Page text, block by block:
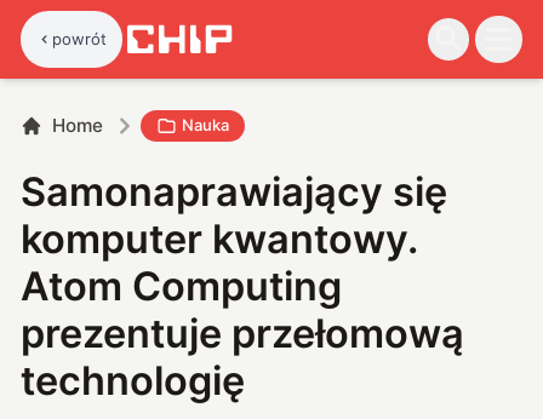
powrót
Home Nauka
Samonaprawiający się
komputer kwantowy.
Atom Computing
prezentuje przełomową
technologię